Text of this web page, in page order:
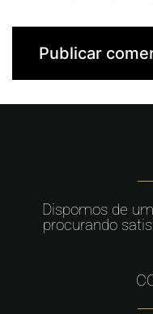
Dispomos de
procurando